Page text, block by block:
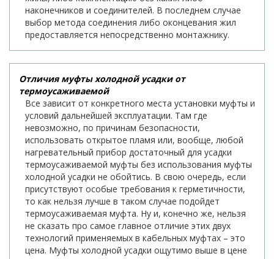
наконечников и соединителей. В последнем случае
выбор метода соединения либо оконцевания жил
предоставляется непосредственно монтажнику.
Отличия муфты холодной усадки от
термоусаживаемой
Все зависит от конкретного места установки муфты и
условий дальнейшей эксплуатации. Там где
невозможно, по причинам безопасности,
использовать открытое пламя или, вообще, любой
нагревательный прибор достаточный для усадки
термоусаживаемой муфты без использования муфты
холодной усадки не обойтись. В свою очередь, если
присутствуют особые требования к герметичности,
то как нельзя лучше в таком случае подойдет
термоусаживаемая муфта. Ну и, конечно же, нельзя
не сказать про самое главное отличие этих двух
технологий применяемых в кабельных муфтах – это
цена. Муфты холодной усадки ощутимо выше в цене